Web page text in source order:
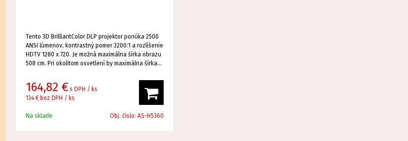
Tento 3D BrilliantColor DLP projektor ponúka 2500
ANSI lúmenov, kontrastný pomer 3200:1 a rozlíšenie
HDTV 1280 x 720. Je možná maximálna šírka obrazu
508 cm. Pri okolitom osvetlení by maximálna šírka
1080p tiež nepredstavujú pre tento projektor
problém. Menší, vhodný na prenos.
164,82 € s DPH / ks
134 € bez DPH / ks
Na sklade Obj. čislo: AS-H5360